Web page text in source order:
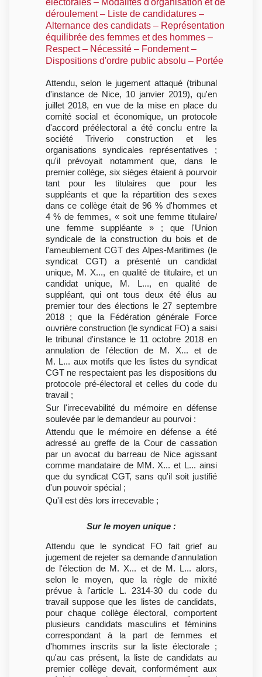
déroulement – Liste de candidatures –
Alternance des candidats – Représentation
équilibrée des femmes et des hommes –
Respect – Nécessité – Fondement –
Dispositions d'ordre public absolu – Portée
Attendu, selon le jugement attaqué (tribunal
d'instance de Nice, 10 janvier 2019), qu'en
juillet 2018, en vue de la mise en place du
comité social et économique, un protocole
d'accord préélectoral a été conclu entre la
société Triverio construction et les
organisations syndicales représentatives ;
qu'il prévoyait notamment que, dans le
premier collège, six sièges étaient à pourvoir
tant pour les titulaires que pour les
suppléants et que la répartition des sexes
dans ce collège était de 96 % d'hommes et
4 % de femmes, « soit une femme titulaire/
une femme suppléante » ; que l'Union
syndicale de la construction du bois et de
l'ameublement CGT des Alpes-Maritimes (le
syndicat CGT) a présenté un candidat
unique, M. X..., en qualité de titulaire, et un
candidat unique, M. L..., en qualité de
suppléant, qui ont tous deux été élus au
premier tour des élections le 27 septembre
2018 ; que la Fédération générale Force
ouvrière construction (le syndicat FO) a saisi
le tribunal d'instance le 11 octobre 2018 en
annulation de l'élection de M. X... et de
M. L... aux motifs que les listes du syndicat
CGT ne respectaient pas les dispositions du
protocole pré-électoral et celles du code du
travail ;
Sur l'irrecevabilité du mémoire en défense
soulevée par le demandeur au pourvoi :
Attendu que le mémoire en défense a été
adressé au greffe de la Cour de cassation
par un avocat du barreau de Nice agissant
comme mandataire de MM. X... et L... ainsi
que du syndicat CGT, sans qu'il soit justifié
d'un pouvoir spécial ;
Qu'il est dès lors irrecevable ;
Sur le moyen unique :
Attendu que le syndicat FO fait grief au
jugement de rejeter sa demande d'annulation
de l'élection de M. X... et de M. L... alors,
selon le moyen, que la règle de mixité
prévue à l'article L. 2314-30 du code du
travail suppose que les listes de candidats,
pour chaque collège électoral, comportent
plusieurs candidats masculins et féminins
correspondant à la part de femmes et
d'hommes inscrits sur la liste électorale ;
qu'au cas présent, la liste de candidats au
premier collège devait, conformément aux